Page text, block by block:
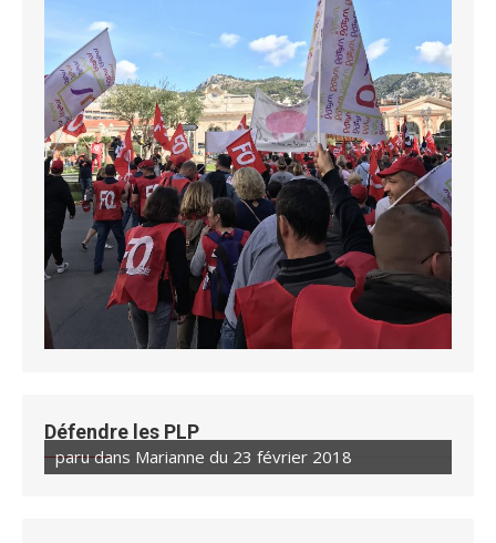
Défendre les PLP
paru dans Marianne du 23 février 2018